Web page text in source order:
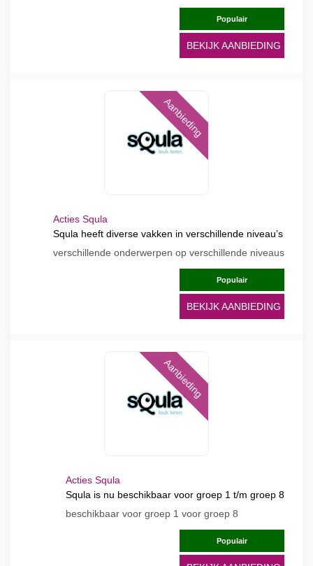
Populair
BEKIJK AANBIEDING
Aanbieding
Acties Squla
Squla heeft diverse vakken in verschillende niveau’s
verschillende onderwerpen op verschillende niveaus
Populair
BEKIJK AANBIEDING
Aanbieding
Acties Squla
Squla is nu beschikbaar voor groep 1 t/m groep 8
beschikbaar voor groep 1 voor groep 8
Populair